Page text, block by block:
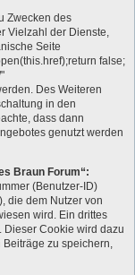
Zwecken des
Vielzahl der Dienste,
Seite
false;
Des Weiteren
in den
dass dann
genutzt werden
Braun Forum“:
(Benutzer-ID)
die dem Nutzer von
wird. Ein drittes
Dieser Cookie wird dazu
zu speichern,